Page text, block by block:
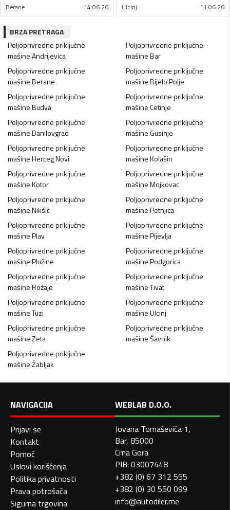
Berane 14.06.26 Ulcinj 11.06.26
BRZA PRETRAGA
Poljoprivredne priključne
mašineAndrijevica
Poljoprivredne priključne
mašineBar
Poljoprivredne priključne
mašineBerane
Poljoprivredne priključne
mašineBijelo Polje
Poljoprivredne priključne
mašineBudva
Poljoprivredne priključne
mašineCetinje
Poljoprivredne priključne
mašineDanilovgrad
Poljoprivredne priključne
mašineGusinje
Poljoprivredne priključne
mašineHerceg Novi
Poljoprivredne priključne
mašineKolašin
Poljoprivredne priključne
mašineKotor
Poljoprivredne priključne
mašineMojkovac
Poljoprivredne priključne
mašineNikšić
Poljoprivredne priključne
mašinePetnjica
Poljoprivredne priključne
mašinePlav
Poljoprivredne priključne
mašinePljevlja
Poljoprivredne priključne
mašinePlužine
Poljoprivredne priključne
mašinePodgorica
Poljoprivredne priključne
mašineRožaje
Poljoprivredne priključne
mašineTivat
Poljoprivredne priključne
mašineTuzi
Poljoprivredne priključne
mašineUlcinj
Poljoprivredne priključne
mašineZeta
Poljoprivredne priključne
mašineŠavnik
Poljoprivredne priključne
mašineŽabljak
NAVIGACIJA
Prijavi se
Kontakt
Pomoć
Uslovi korišćenja
Politika privatnosti
Prava potrošača
Sigurna trgovina
WEBLAB D.O.O.
Jovana Tomaševića 1,
Bar, 85000
Crna Gora
PIB: 03007448
+382 (0) 67 312 555
+382 (0) 30 550 099
info@autodiler.me